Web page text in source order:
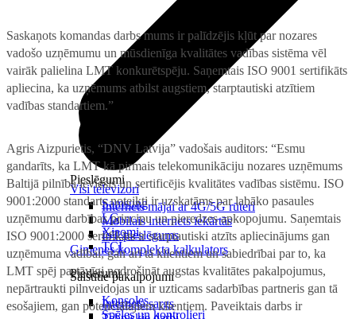
Pieslēgumi
Internets mājai ar 4G/5G rūteri
Mobilais internets iekārtās
IoT pieslēgums
Ģimenes komplekta kalkulators
Saistītie pakalpojumi
Interneta sargs
Visi televizori
Samsung
LG
Xiaomi
TCL
Piederumi
Konsoles
Spēles un kontrolieri
Saskaņots komandas darbs mums ir palīdzējis kļūt par nozares
vadošo uzņēmumu un mūsdienīga kvalitātes vadības sistēma vēl
vairāk palielina LMT konkurētspēju. Saņemtais ISO 9001 sertifikāts
apliecina, ka uzņēmums atbilst augstiem, starptautiski atzītiem
vadības standartiem.”
Agris Aizpurietis, “DNV Latvija” vadošais auditors: “Esmu
gandarīts, ka LMT kā pirmais telekomunikāciju nozares uzņēmums
Baltijā pilnībā ieviesis un sertificējis kvalitātes vadības sistēmu. ISO
9001:2000 standarts noteikti ir uzskatāms par labāko pasaules
uzņēmumu darbības principu un pieredzes apkopojumu. Saņemtais
ISO 9001:2000 sertifikāts ir starptautiski atzīts apliecinājums gan
uzņēmuma vadībai, gan arī tā klientiem un sabiedrībai par to, ka
LMT spēj pastāvīgi nodrošināt augstas kvalitātes pakalpojumus,
nepārtraukti pilnveidojas un ir uzticams sadarbības partneris gan tā
esošajiem, gan potenciālajiem klientiem. Paveiktais darbs ir